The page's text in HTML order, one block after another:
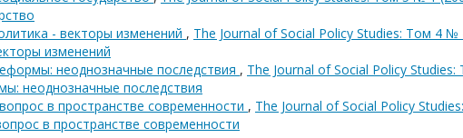
- векторы изменений , The Journal of Social Policy Studies: Том 4 №
изменений
неоднозначные последствия , The Journal of Social Policy Studies:
неоднозначные последствия
в пространстве современности , The Journal of Social Policy Studies:
в пространстве современности